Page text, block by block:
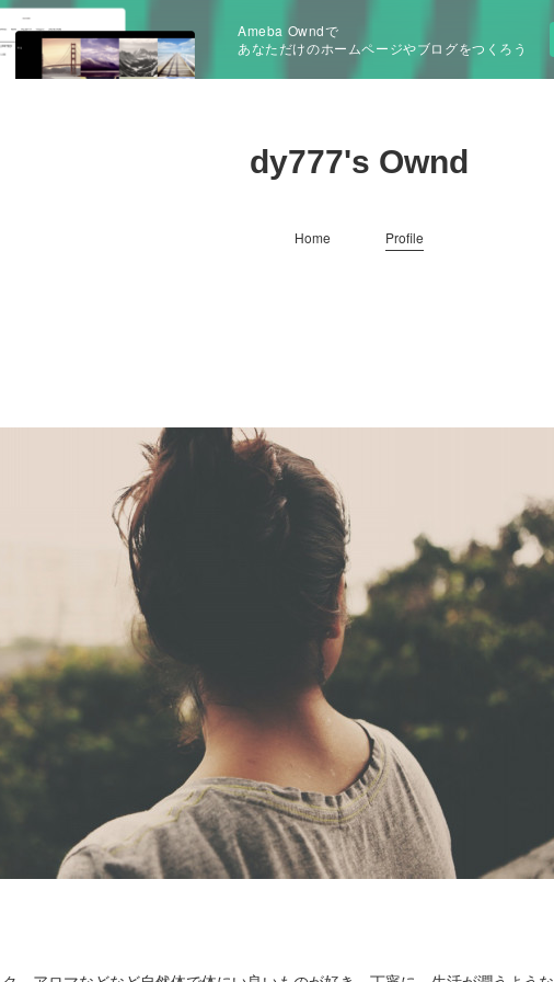
Ameba Owndで
あなただけのホームページやブログをつくろう
dy777's Ownd
Home Profile